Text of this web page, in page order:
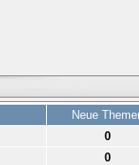
Neue
0
0